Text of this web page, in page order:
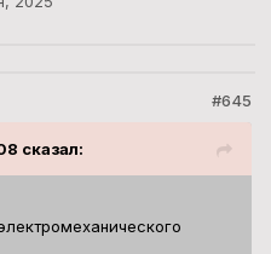
#645
сказал: